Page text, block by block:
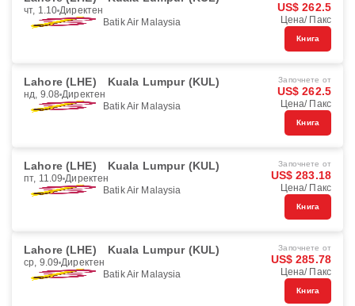
чт, 1.10 Директен
Batik Air Malaysia
US$ 262.5
Цена/ Пакс
Книга
Lahore (LHE) Kuala Lumpur (KUL)
нд, 9.08 Директен
Batik Air Malaysia
Започнете от
US$ 262.5
Цена/ Пакс
Книга
Lahore (LHE) Kuala Lumpur (KUL)
пт, 11.09 Директен
Batik Air Malaysia
Започнете от
US$ 283.18
Цена/ Пакс
Книга
Lahore (LHE) Kuala Lumpur (KUL)
ср, 9.09 Директен
Batik Air Malaysia
Започнете от
US$ 285.78
Цена/ Пакс
Книга